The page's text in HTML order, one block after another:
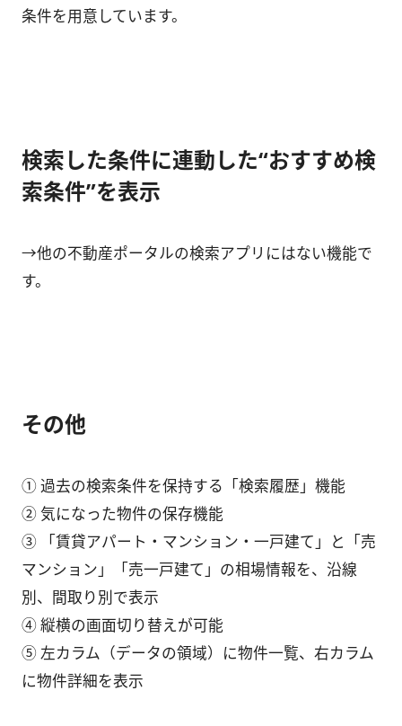
条件を用意しています。
検索した条件に連動した“おすすめ検
索条件”を表示
→他の不動産ポータルの検索アプリにはない機能で
す。
その他
① 過去の検索条件を保持する「検索履歴」機能
② 気になった物件の保存機能
③ 「賃貸アパート・マンション・一戸建て」と「売
マンション」「売一戸建て」の相場情報を、沿線
別、間取り別で表示
④ 縦横の画面切り替えが可能
⑤ 左カラム（データの領域）に物件一覧、右カラム
に物件詳細を表示